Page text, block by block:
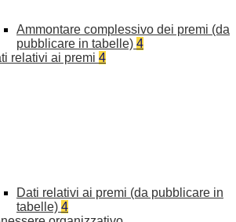
Ammontare complessivo dei premi (da
pubblicare in tabelle) 4
relativi ai premi 4
Dati relativi ai premi (da pubblicare in
tabelle) 4